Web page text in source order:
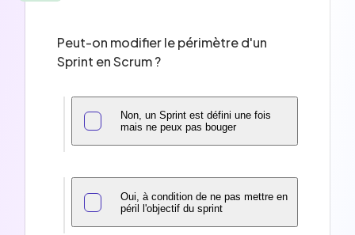
Peut-on modifier le périmètre d'un
Sprint en Scrum ?
Non, un Sprint est défini une fois
mais ne peux pas bouger
Oui, à condition de ne pas mettre en
péril l'objectif du sprint